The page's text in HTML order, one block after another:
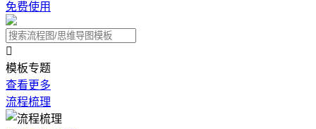
免费使用

模板专题
查看更多
流程梳理